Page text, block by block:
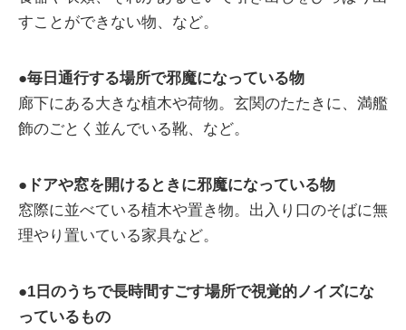
すことができない物、など。
●毎日通行する場所で邪魔になっている物
廊下にある大きな植木や荷物。玄関のたたきに、満艦
飾のごとく並んでいる靴、など。
● ドアや窓を開けるときに邪魔になっている物
窓際に並べている植木や置き物。出入り口のそばに無
理やり置いている家具など。
●1日のうちで長時間すごす場所で視覚的ノイズにな
っているもの